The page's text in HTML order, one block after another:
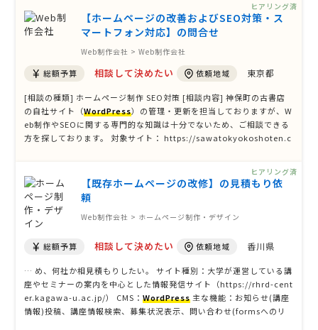
【ホームページの改善およびSEO対策・ス
マートフォン対応】の問合せ
Web制作会社 > Web制作会社
総額予算 相談して決めたい 依頼地域 東京都
[相談の種類] ホームページ制作 SEO対策 [相談内容] 神保町の古書店
の自社サイト（WordPress）の管理・更新を担当しておりますが、W
eb制作やSEOに関する専門的な知識は十分でないため、ご相談できる
方を探しております。 対象サイト： https://sawatokyokoshoten.c
ヒアリング済
【既存ホームページの改修】の見積もり依
頼
Web制作会社 > ホームページ制作・デザイン
総額予算 相談して決めたい 依頼地域 香川県
… め、何社か相見積もりしたい。 サイト種別：大学が運営している講
座やセミナーの案内を中心とした情報発信サイト（https://rhrd-cent
er.kagawa-u.ac.jp/） CMS：WordPress主な機能：お知らせ(講座
情報)投稿、講座情報検索、募集状況表示、問い合わせ(formsへのリ
ヒアリング済